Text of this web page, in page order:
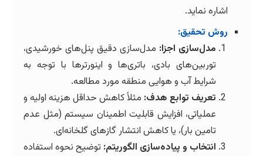
اشاره نماید.
روش تحقیق:
مدل‌سازی اجزا: مدل‌سازی دقیق پنل‌های خورشیدی،
توربین‌های بادی، باتری‌ها و اینورترها با توجه به
شرایط آب و هوایی منطقه مورد مطالعه.
تعریف توابع هدف: مثلاً کاهش حداقل هزینه اولیه و
عملیاتی، افزایش قابلیت اطمینان سیستم (مثل عدم
تامین بار)، یا کاهش انتشار گازهای گلخانه‌ای.
انتخاب و پیاده‌سازی الگوریتم: توضیح نحوه استفاده